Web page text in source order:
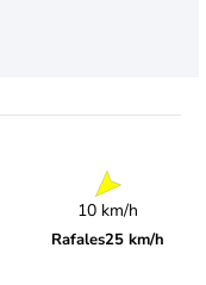
10 km/h
Rafales25 km/h